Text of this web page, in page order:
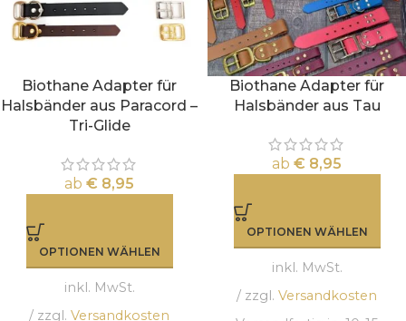
Biothane Adapter für
Halsbänder aus Paracord –
Tri-Glide
ab € 8,95
OPTIONEN WÄHLEN
inkl. MwSt.
/ zzgl. Versandkosten
Biothane Adapter für
Halsbänder aus Tau
ab € 8,95
OPTIONEN WÄHLEN
inkl. MwSt.
/ zzgl. Versandkosten